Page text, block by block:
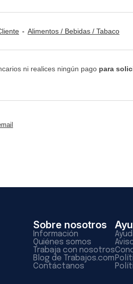
Alimentos / Bebidas / Tabaco
ni realices ningún pago para
Sobre nosotros
Información
Quiénes somos
Trabaja con nosotros
Blog de Trabajos.com
Contáctanos